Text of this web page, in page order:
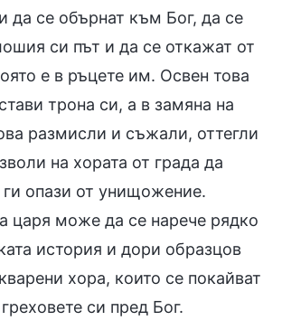
да се обърнат към Бог, да се
си път и да се откажат от
е в ръцете им. Освен това
трона си, а в замяна на
размисли и съжали, оттегли
на хората от града да
ги опази от унищожение.
царя може да се нарече рядко
история и дори образцов
хора, които се покайват
си пред Бог.